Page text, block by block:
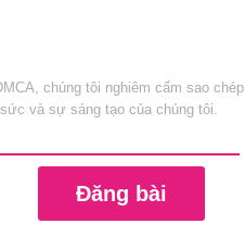
chúng tôi nghiêm cấm sao chép
và sự sáng tạo của chúng tôi.
Đăng bài